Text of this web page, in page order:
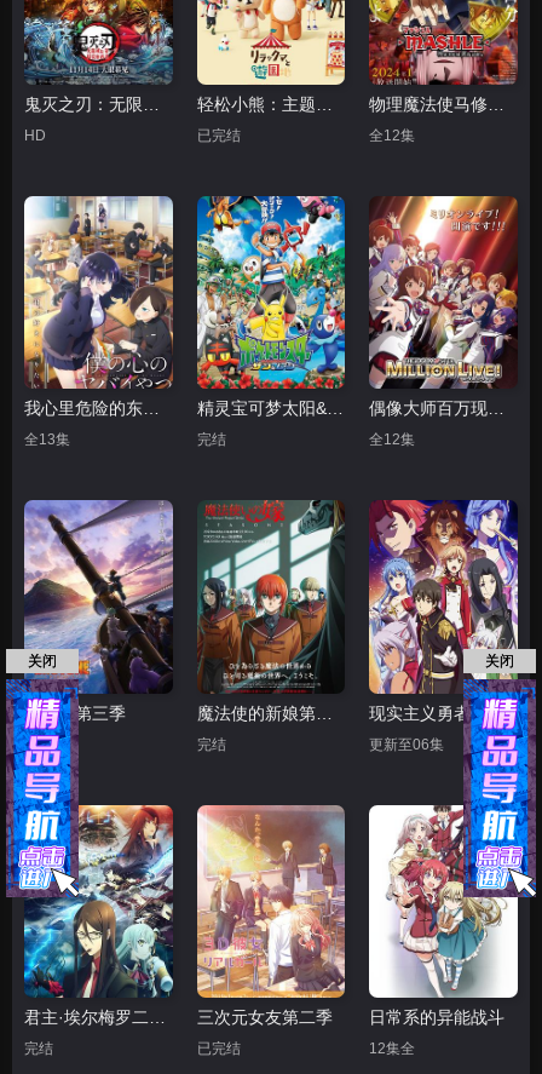
HD 已完结 全12集
全13集
精灵宝可梦太阳&amp;月亮
完结 全12集
石纪元第三季
完结
魔法使的新娘第二季
完结
现实主义勇者的王国再建记
更新至06集
完结
三次元女友第二季
已完结
日常系的异能战斗
12集全
关闭 关闭